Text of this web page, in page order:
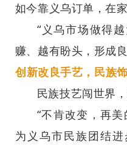
如今靠义乌订单，在
“义乌市场做得
赚、越有盼头，形成
创新改良手艺，民族
民族技艺闯世界，
“不肯改变，再
为义乌市民族团结